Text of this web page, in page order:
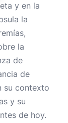
y en la
la
la
de
de
su contexto
y su
de hoy.